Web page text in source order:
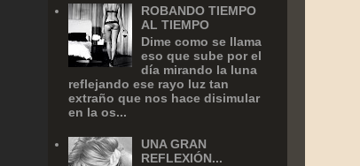
ROBANDO TIEMPO
AL TIEMPO
Dime como se llama
eso que sube por el
día mirando la luna
reflejando ese rayo luz tan
extraño que nos hace disimular
en la os...
UNA GRAN
REFLEXIÓN...